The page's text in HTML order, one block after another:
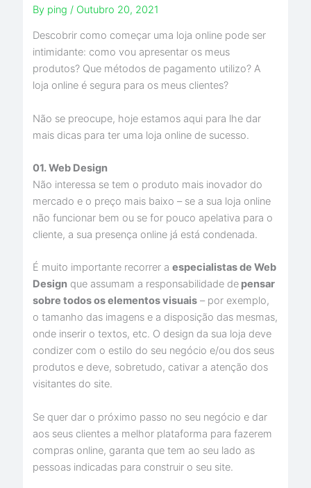
By ping / Outubro 20, 2021
Descobrir como começar uma loja online pode ser
intimidante: como vou apresentar os meus
produtos? Que métodos de pagamento utilizo? A
loja online é segura para os meus clientes?
Não se preocupe, hoje estamos aqui para lhe dar
mais dicas para ter uma loja online de sucesso.
01. Web Design
Não interessa se tem o produto mais inovador do
mercado e o preço mais baixo – se a sua loja online
não funcionar bem ou se for pouco apelativa para o
cliente, a sua presença online já está condenada.
É muito importante recorrer aespecialistas de Web
Design que assumam a responsabilidade de pensar
sobre todos os elementos visuais – por exemplo,
o tamanho das imagens e a disposição das mesmas,
onde inserir o textos, etc. O design da sua loja deve
condizer com o estilo do seu negócio e/ou dos seus
produtos e deve, sobretudo, cativar a atenção dos
visitantes do site.
Se quer dar o próximo passo no seu negócio e dar
aos seus clientes a melhor plataforma para fazerem
compras online, garanta que tem ao seu lado as
pessoas indicadas para construir o seu site.